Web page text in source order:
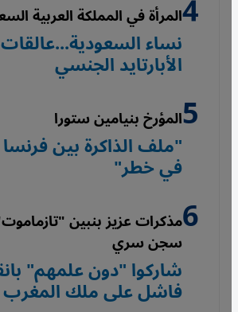
المرأة في المملكة العربية
نساء
الأبارتايد الجنسي
المؤرخ بنيامين ستورا
"ملف الذاكرة بين فرنسا
في خطر"
سجن سري
شاركوا "دون علمهم"
فاشل على ملك المغرب